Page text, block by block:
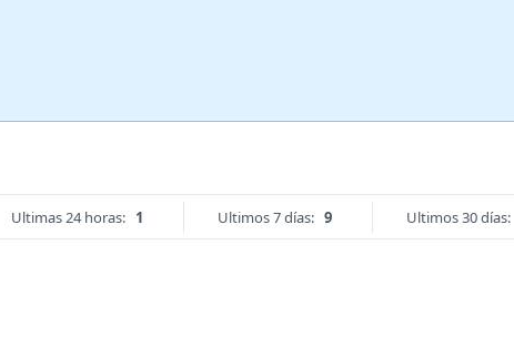
Ultimas 24 horas: 1 Ultimos 7 días: 9 Ultimos 30 días: